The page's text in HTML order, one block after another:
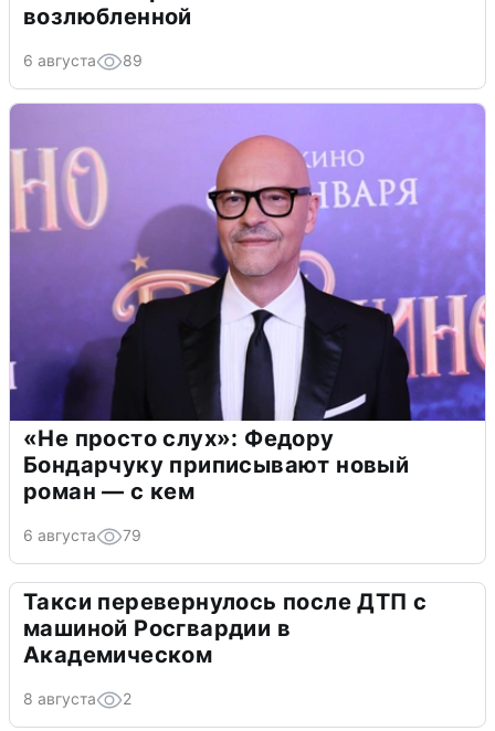
возлюбленной
6 августа 89
«Не просто слух»: Федору
Бондарчуку приписывают новый
роман — с кем
6 августа 79
Такси перевернулось после ДТП с
машиной Росгвардии в
Академическом
8 августа 2